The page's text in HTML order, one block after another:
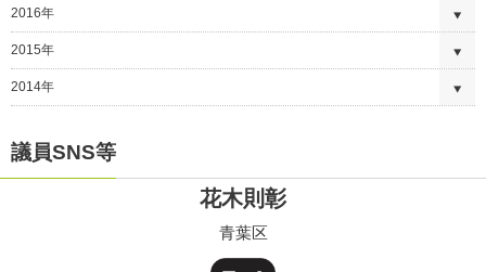
2016年
2015年
2014年
議員SNS等
花木則彰
青葉区